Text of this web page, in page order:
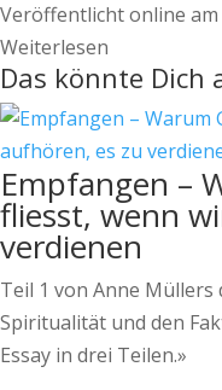
Veröffentlicht online am
Weiterlesen
Das könnte Dich
Empfangen –
fliesst, wenn
verdienen
Teil 1 von Anne Müllers
Spiritualität und den
Essay in drei Teilen.»